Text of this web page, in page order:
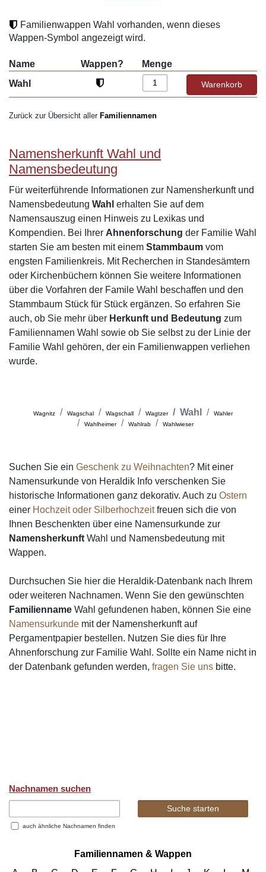
Familienwappen Wahl vorhanden, wenn dieses
Wappen-Symbol angezeigt wird.
Name Wappen?
Menge
Wahl
Zurück zur Übersicht aller Familiennamen
Namensherkunft Wahl und
Namensbedeutung
Für weiterführende Informationen zur Namensherkunft und
Namensbedeutung Wahl erhalten Sie auf dem
Namensauszug einen Hinweis zu Lexikas und
Kompendien. Bei Ihrer Ahnenforschung der Familie Wahl
starten Sie am besten mit einem Stammbaum vom
engsten Familienkreis. Mit Recherchen in Standesämtern
oder Kirchenbüchern können Sie weitere Informationen
über die Vorfahren der Famile Wahl beschaffen und den
Stammbaum Stück für Stück ergänzen. So erfahren Sie
auch, ob Sie mehr über Herkunft und Bedeutung zum
Familiennamen Wahl sowie ob Sie selbst zu der Linie der
Familie Wahl gehören, der ein Familienwappen verliehen
wurde.
Wagnitz Wagschal Wagschall Wagtzer Wahl
Wahler
Wahlheimer
Wahlrab Wahlwieser
Suchen Sie ein Geschenk zu Weihnachten? Mit einer
Namensurkunde von Heraldik Info verschenken Sie
historische Informationen ganz dekorativ. Auch zu Ostern
einer Hochzeit oder Silberhochzeitfreuen sich die von
Ihnen Beschenkten über eine Namensurkunde zur
Namensherkunft Wahl und Namensbedeutung mit
Wappen.
Durchsuchen Sie hier die Heraldik-Datenbank nach Ihrem
oder weiteren Nachnamen. Wenn Sie den gewünschten
Familienname Wahl gefundenen haben, können Sie eine
Namensurkunde mit der Namensherkunft auf
Pergamentpapier bestellen. Nutzen Sie dies für Ihre
Ahnenforschung zur Familie Wahl. Sollte ein Name nicht in
der Datenbank gefunden werden, fragen Sie uns bitte.
Nachnamen suchen
auch ähnliche Nachnamen finden
Familiennamen & Wappen